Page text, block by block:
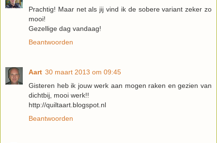
Prachtig! Maar net als jij vind ik de sobere variant zeker zo
mooi!
Gezellige dag vandaag!
Beantwoorden
Aart 30 maart 2013 om 09:45
Gisteren heb ik jouw werk aan mogen raken en gezien van
dichtbij, mooi werk!!
http://quiltaart.blogspot.nl
Beantwoorden